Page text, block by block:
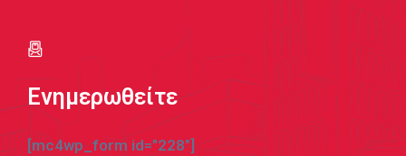
Ενημερωθείτε
[mc4wp_form id="228"]